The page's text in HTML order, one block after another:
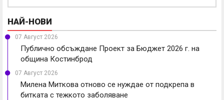
НАЙ-НОВИ
07 Август 2026
Публично обсъждане Проект за Бюджет 2026 г. на
община Костинброд
07 Август 2026
Милена Миткова отново се нуждае от подкрепа в
битката с тежкото заболяване